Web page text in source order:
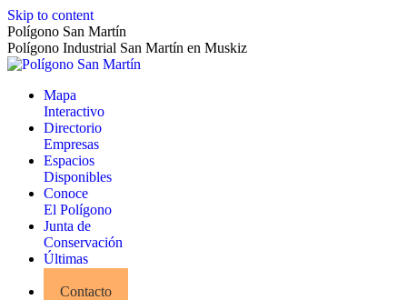
Skip to content
Polígono San Martín
Polígono Industrial San Martín en Muskiz
Mapa
Interactivo
Directorio
Empresas
Espacios
Disponibles
Conoce
El Polígono
Junta de
Conservación
Últimas
Contacto